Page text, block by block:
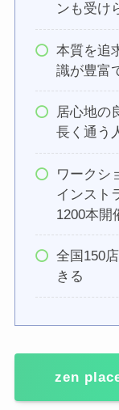
ンも受け
本質を追
識が豊富
居心地の
長く通う
ワークシ
インスト
1200本開
全国150
きる
zen